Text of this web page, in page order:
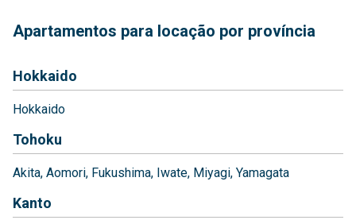
Apartamentos para locação por província
Hokkaido
Hokkaido
Tohoku
Akita Aomori Fukushima Iwate Miyagi Yamagata
Kanto